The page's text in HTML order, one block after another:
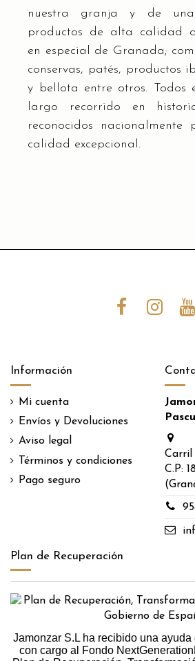
nuestra granja y de una
productos de alta calidad
en especial de Granada;
conservas, patés, productos
y bellota entre otros. Todos
largo recorrido en
reconocidos
calidad excepcional.
Información
Mi cuenta
Envíos y Devoluciones
Aviso legal
Términos y condiciones
Pago seguro
Carril
C.P:
Plan de Recuperación
Jamonzar S.L ha recibido una
con cargo al Fondo